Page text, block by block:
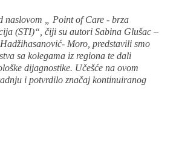
naslovom „ Point of Care - brza
(STI)“, čiji su autori Sabina Glušac –
Moro, predstavili smo
sa kolegama iz regiona te dali
dijagnostike. Učešće na ovom
i potvrdilo značaj kontinuiranog